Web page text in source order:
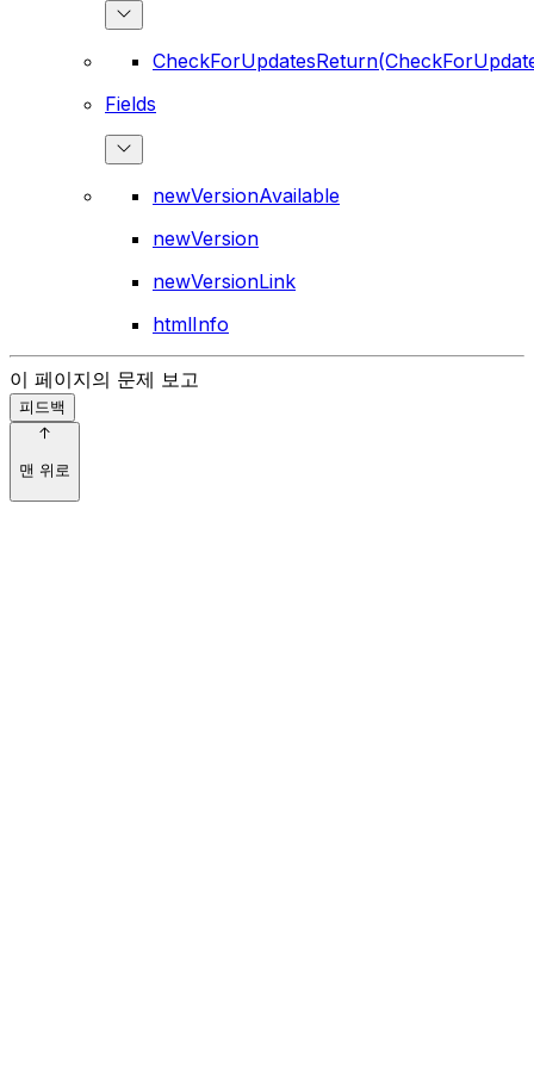
Fields
newVersionAvailable
newVersion
newVersionLink
htmlInfo
이 페이지의 문제 보고
피드백
맨 위로